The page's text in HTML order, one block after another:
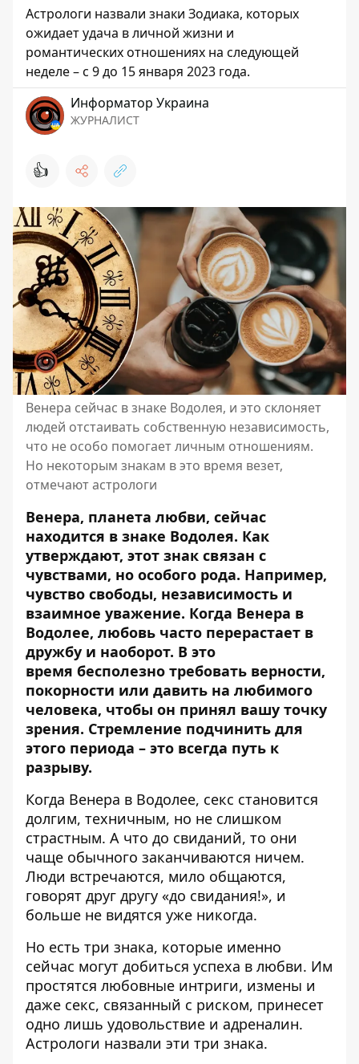
Астрологи назвали знаки Зодиака, которых
ожидает удача в личной жизни и
романтических отношениях на следующей
неделе – с 9 до 15 января 2023 года.
Информатор Украина
ЖУРНАЛИСТ
👍
Венера сейчас в знаке Водолея, и это склоняет
людей отстаивать собственную независимость,
что не особо помогает личным отношениям.
Но некоторым знакам в это время везет,
отмечают астрологи
Венера, планета любви, сейчас
находится в знаке Водолея. Как
утверждают, этот знак связан с
чувствами, но особого рода. Например,
чувство свободы, независимость и
взаимное уважение. Когда Венера в
Водолее, любовь часто перерастает в
дружбу и наоборот. В это
время бесполезно требовать верности,
покорности или давить на любимого
человека, чтобы он принял вашу точку
зрения. Стремление подчинить для
этого периода – это всегда путь к
разрыву.
Когда Венера в Водолее, секс становится
долгим, техничным, но не слишком
страстным. А что до свиданий, то они
чаще обычного заканчиваются ничем.
Люди встречаются, мило общаются,
говорят друг другу «до свидания!», и
больше не видятся уже никогда.
Но есть три знака, которые именно
сейчас могут добиться успеха в любви. Им
простятся любовные интриги, измены и
даже секс, связанный с риском, принесет
одно лишь удовольствие и адреналин.
Астрологи назвали эти три знака.